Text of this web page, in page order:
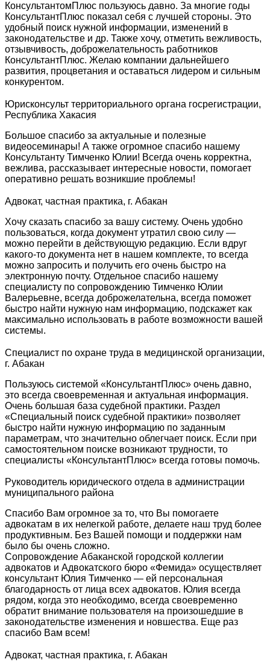
КонсультантомПлюс пользуюсь давно. За многие годы
КонсультантПлюс показал себя с лучшей стороны. Это
удобный поиск нужной информации, изменений в
законодательстве и др. Также хочу, отметить вежливость,
отзывчивость, доброжелательность работников
КонсультантПлюс. Желаю компании дальнейшего
развития, процветания и оставаться лидером и сильным
конкурентом.
Юрисконсульт территориального органа госрегистрации,
Республика Хакасия
Большое спасибо за актуальные и полезные
видеосеминары! А также огромное спасибо нашему
Консультанту Тимченко Юлии! Всегда очень корректна,
вежлива, рассказывает интересные новости, помогает
оперативно решать возникшие проблемы!
Адвокат, частная практика, г. Абакан
Хочу сказать спасибо за вашу систему. Очень удобно
пользоваться, когда документ утратил свою силу —
можно перейти в действующую редакцию. Если вдруг
какого-то документа нет в нашем комплекте, то всегда
можно запросить и получить его очень быстро на
электронную почту. Отдельное спасибо нашему
специалисту по сопровождению Тимченко Юлии
Валерьевне, всегда доброжелательна, всегда поможет
быстро найти нужную нам информацию, подскажет как
максимально использовать в работе возможности вашей
системы.
Специалист по охране труда в медицинской организации,
г. Абакан
Пользуюсь системой «КонсультантПлюс» очень давно,
это всегда своевременная и актуальная информация.
Очень большая база судебной практики. Раздел
«Специальный поиск судебной практики» позволяет
быстро найти нужную информацию по заданным
параметрам, что значительно облегчает поиск. Если при
самостоятельном поиске возникают трудности, то
специалисты «КонсультантПлюс» всегда готовы помочь.
Руководитель юридического отдела в администрации
муниципального района
Спасибо Вам огромное за то, что Вы помогаете
адвокатам в их нелегкой работе, делаете наш труд более
продуктивным. Без Вашей помощи и поддержки нам
было бы очень сложно.
Сопровождение Абаканской городской коллегии
адвокатов и Адвокатского бюро «Фемида» осуществляет
консультант Юлия Тимченко — ей персональная
благодарность от лица всех адвокатов. Юлия всегда
рядом, когда это необходимо, всегда своевременно
обратит внимание пользователя на произошедшие в
законодательстве изменения и новшества. Еще раз
спасибо Вам всем!
Адвокат, частная практика, г. Абакан